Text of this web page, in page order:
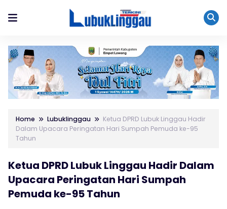
Home Lubuklinggau
Ketua DPRD Lubuk Linggau Hadir
Dalam Upacara Peringatan Hari Sumpah Pemuda ke-95
Tahun
Ketua DPRD Lubuk Linggau Hadir Dalam
Upacara Peringatan Hari Sumpah
Pemuda ke-95 Tahun